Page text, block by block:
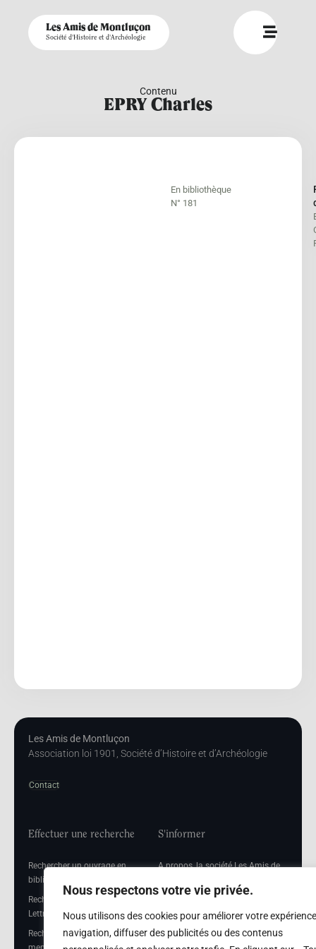
Nous respectons votre vie privée.
Nous utilisons des cookies pour améliorer votre
navigation, diffuser des publicités ou des contenus
Les Amis de Montluçon
Société d'Histoire et d'Archéologie
Contenu
EPRY Charles
En bibliothèque
N° 181
Les Amis de Montluçon
Association loi 1901, Société d’Histoire et d’Archéologie
Contact
Effectuer une recherche
Rechercher un ouvrage en
bibliothèque
Rechercher et consulter une
Lettre mensuelle
Rechercher une Séance
S'informer
A propos, la société Les Amis de
Réglement de consultation de la
bibliothèque et des archives des
Amis de Montluçon